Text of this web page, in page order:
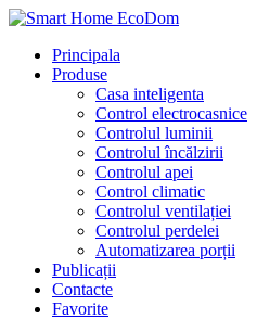
Principala
Produse
Casa inteligenta
Control electrocasnice
Controlul luminii
Controlul încălzirii
Controlul apei
Control climatic
Controlul ventilației
Сontrolul perdelei
Automatizarea porții
Publicații
Contacte
Favorite